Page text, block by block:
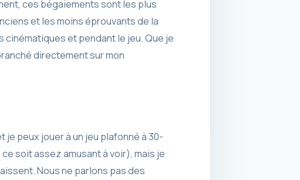
ces bégaiements sont les plus
et les moins éprouvants de la
cinématiques et pendant le jeu. Que je
directement sur mon
je peux jouer à un jeu plafonné à 30-
ce soit assez amusant à voir), mais je
Nous ne parlons pas des